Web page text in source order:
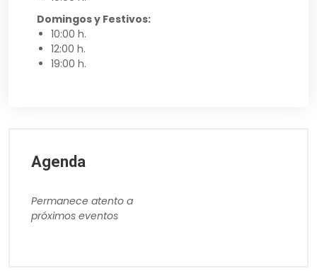
Domingos y Festivos:
10:00 h.
12:00 h.
19:00 h.
Agenda
Permanece atento a
próximos eventos